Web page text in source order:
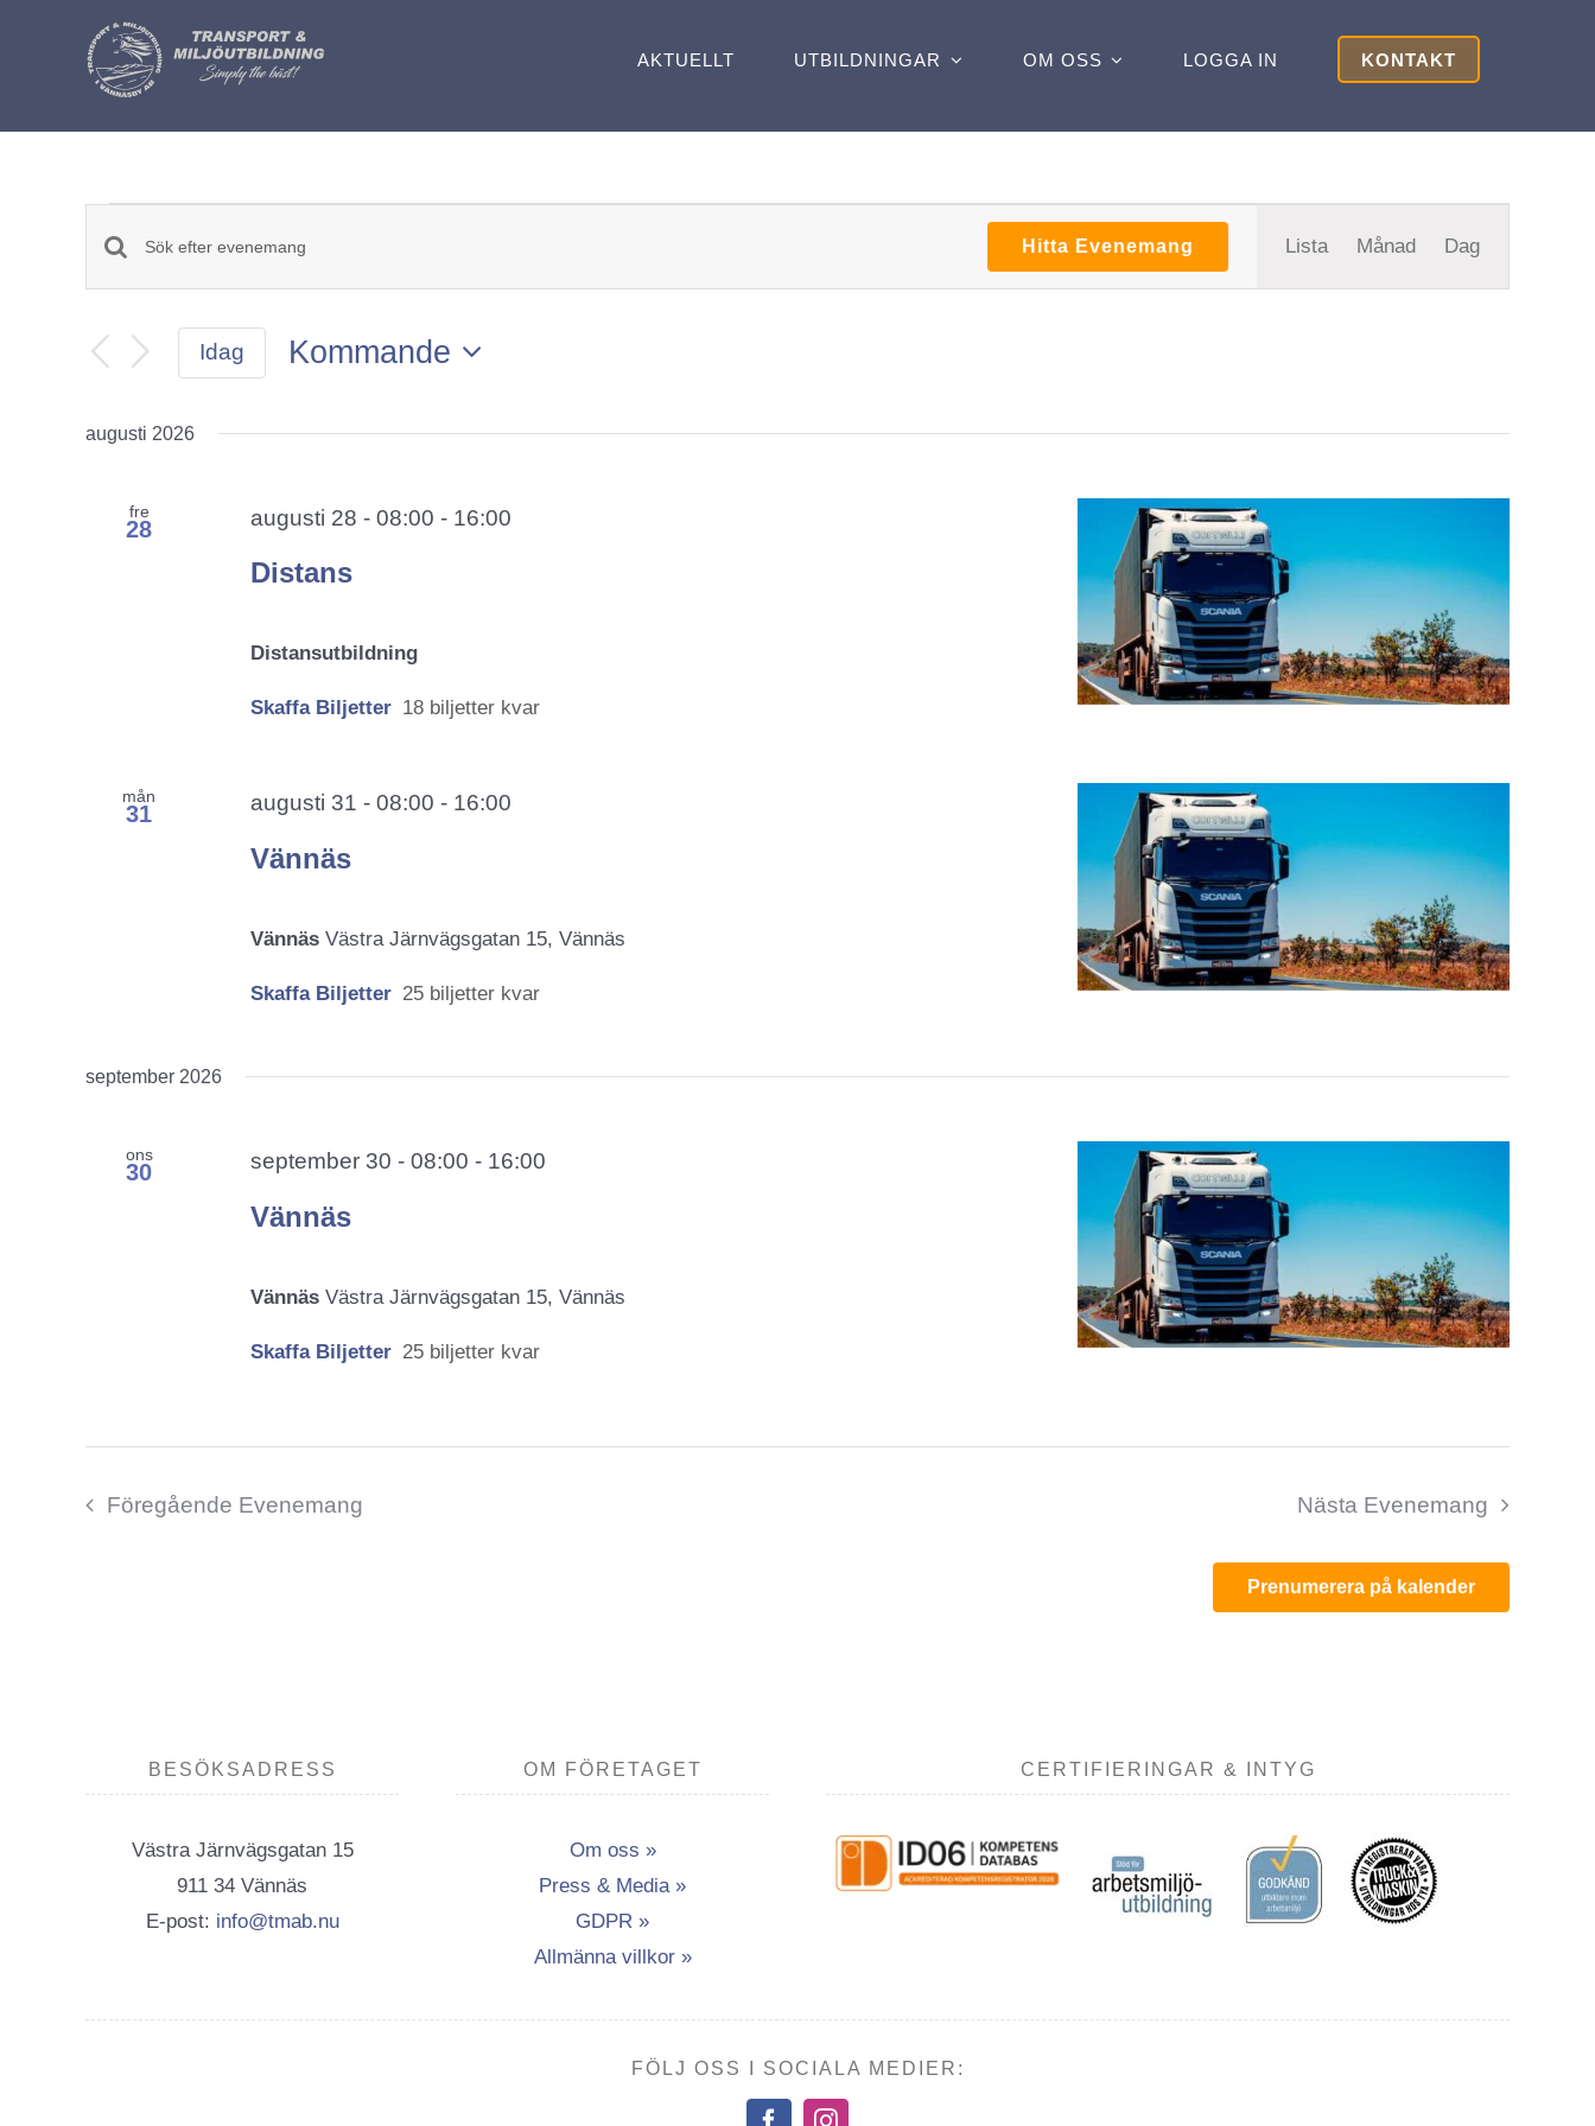
AKTUELLT UTBILDNINGAR OM OSS LOGGA IN KONTAKT
Evenemang
Evenemang
Search
and
Views
Ange
nyckelord.
Sök
efter
med
Hitta Evenemang
vynavigering
Lista Månad Dag
Idag
Kommande
augusti 2026
fre
28
Distans
augusti 28 - 08:00 - 16:00
Distansutbildning
Skaffa Biljetter 18 biljetter kvar
mån
31
Vännäs
augusti 31 - 08:00 - 16:00
Vännäs Västra Järnvägsgatan 15, Vännäs
Skaffa Biljetter 25 biljetter kvar
september 2026
ons
30
Vännäs
september 30 - 08:00 - 16:00
Vännäs Västra Järnvägsgatan 15, Vännäs
Skaffa Biljetter 25 biljetter kvar
Föregående Evenemang Nästa Evenemang
Prenumerera på kalender
BESÖKSADRESS
Västra Järnvägsgatan 15
911 34 Vännäs
E-post: info@tmab.nu
OM FÖRETAGET
Om oss »
Press & Media »
GDPR »
Allmänna villkor »
CERTIFIERINGAR & INTYG
FÖLJ OSS I SOCIALA MEDIER: